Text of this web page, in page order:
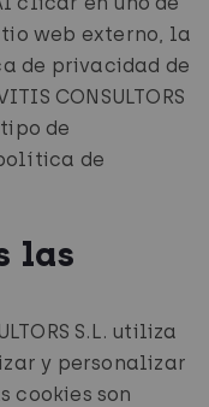
web externo, la
de privacidad de
CONSULTORS
de
de
las
S.L. utiliza
y personalizar
cookies son